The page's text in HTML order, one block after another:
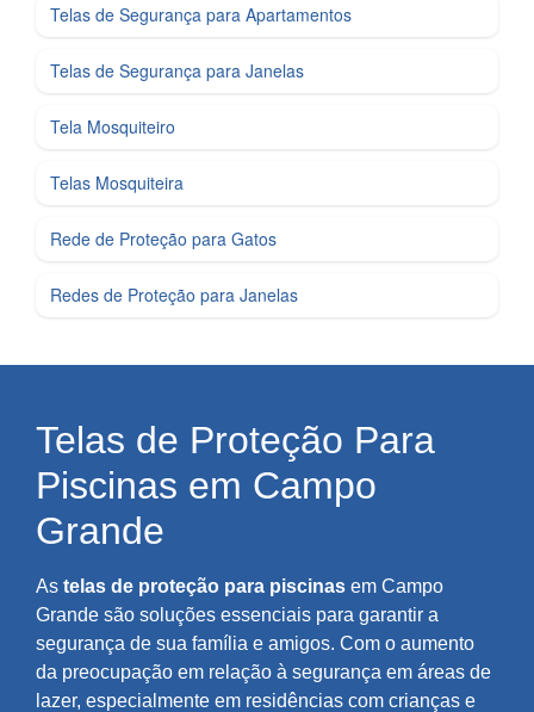
Telas de Segurança para Apartamentos
Telas de Segurança para Janelas
Tela Mosquiteiro
Telas Mosquiteira
Rede de Proteção para Gatos
Redes de Proteção para Janelas
Telas de Proteção Para
Piscinas em Campo
Grande
As telas de proteção para piscinas em Campo
Grande são soluções essenciais para garantir a
segurança de sua família e amigos. Com o aumento
da preocupação em relação à segurança em áreas de
lazer, especialmente em residências com crianças e